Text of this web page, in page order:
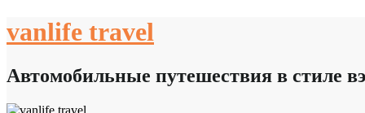
to
vanlife travel
Автомобильные путешествия в стиле